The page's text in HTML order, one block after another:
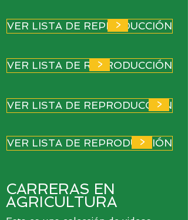
VER LISTA DE REPRODUCCIÓN
>
VER LISTA DE REPRODUCCIÓN
>
VER LISTA DE REPRODUCCIÓN
>
VER LISTA DE REPRODUCCIÓN
>
CARRERAS EN
AGRICULTURA